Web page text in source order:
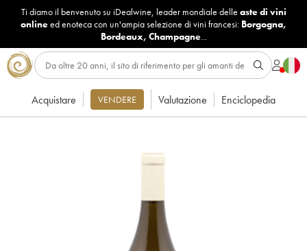
Ti diamo il benvenuto su iDealwine, leader mondiale delle aste di vini
onlineed enoteca con un'ampia selezione di vini francesi: Borgogna,
Bordeaux, Champagne...
Acquistare VENDERE Valutazione Enciclopedia